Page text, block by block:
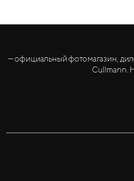
— официальный фотомагазин,
Cullmann.